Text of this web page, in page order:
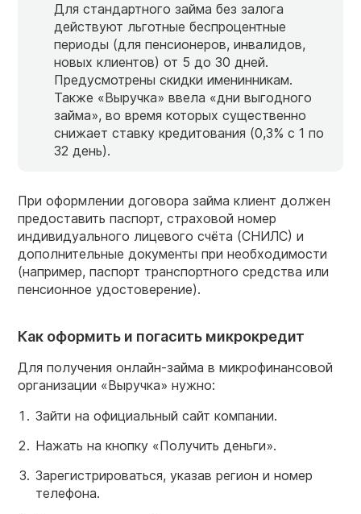
Для стандартного займа без залога
действуют льготные беспроцентные
периоды (для пенсионеров, инвалидов,
новых клиентов) от 5 до 30 дней.
Предусмотрены скидки именинникам.
Также «Выручка» ввела «дни выгодного
займа», во время которых существенно
снижает ставку кредитования (0,3% с 1 по
32 день).
При оформлении договора займа клиент должен
предоставить паспорт, страховой номер
индивидуального лицевого счёта (СНИЛС) и
дополнительные документы при необходимости
(например, паспорт транспортного средства или
пенсионное удостоверение).
Как оформить и погасить микрокредит
Для получения онлайн-займа в микрофинансовой
организации «Выручка» нужно:
Зайти на официальный сайт компании.
Нажать на кнопку «Получить деньги».
Зарегистрироваться, указав регион и номер
телефона.